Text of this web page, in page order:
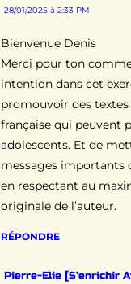
28/01/2025 à 2:33 PM
Bienvenue Denis
Merci pour ton
intention dans cet
promouvoir des textes
française qui peuvent
adolescents. Et de
messages importants
en respectant au
originale de l’auteur.
RÉPONDRE
Pierre-Elie [s’enrichir